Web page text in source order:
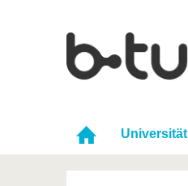
Universität